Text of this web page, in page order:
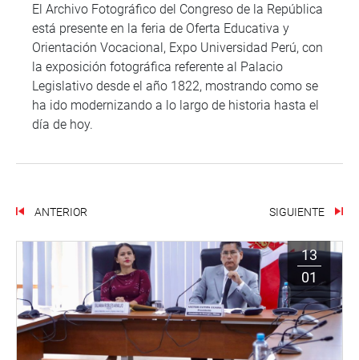
El Archivo Fotográfico del Congreso de la República
está presente en la feria de Oferta Educativa y
Orientación Vocacional, Expo Universidad Perú, con
la exposición fotográfica referente al Palacio
Legislativo desde el año 1822, mostrando como se
ha ido modernizando a lo largo de historia hasta el
día de hoy.
ANTERIOR SIGUIENTE
13
01